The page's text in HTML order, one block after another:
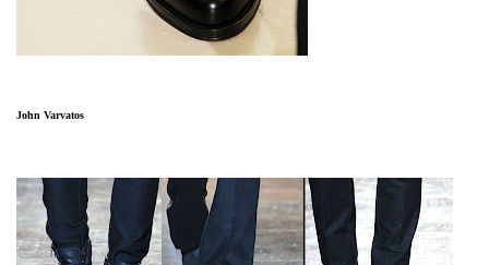
John Varvatos